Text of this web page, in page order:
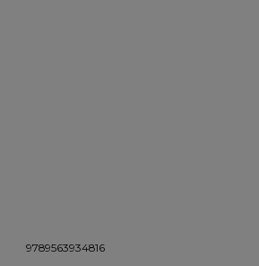
9789563934816